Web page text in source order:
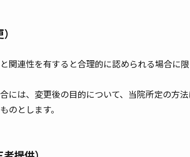
関連性を有すると合理的に認められる場合に
には、変更後の目的について、当院所定の方
のとします。